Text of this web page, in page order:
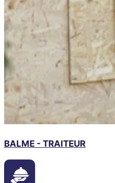
BALME - TRAITEUR